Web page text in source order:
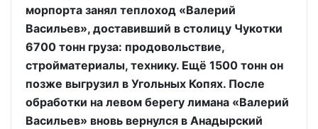
морпорта занял теплоход «Валерий
Васильев», доставивший в столицу Чукотки
6700 тонн груза: продовольствие,
стройматериалы, технику. Ещё 1500 тонн он
позже выгрузил в Угольных Копях. После
обработки на левом берегу лимана «Валерий
Васильев» вновь вернулся в Анадырский